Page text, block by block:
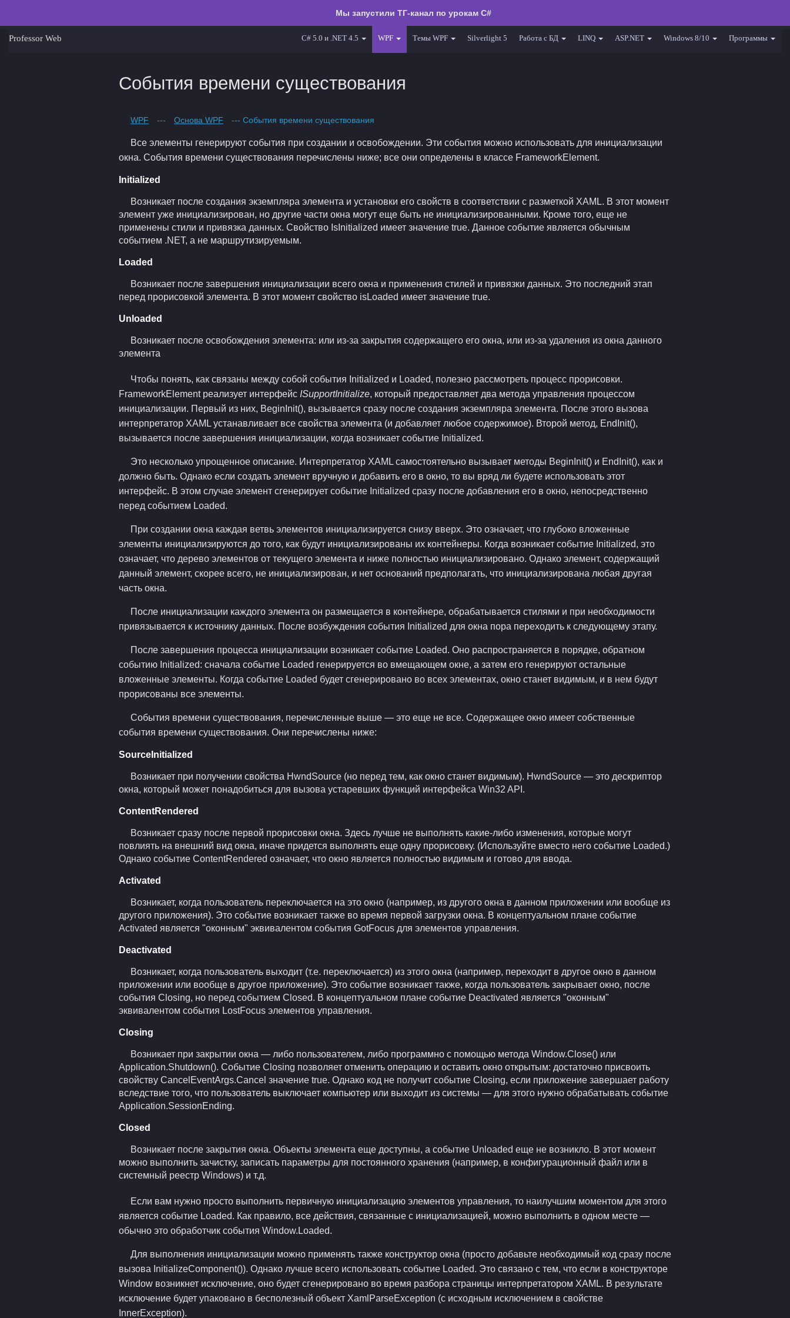
Мы запустили ТГ-канал по урокам C#
Professor Web C# 5.0 и .NET 4.5 WPF Темы WPF Silverlight 5 Работа с БД LINQ ASP.NET Windows 8/10 Программы
События времени существования
WPF --- Основа WPF --- События времени существования
Все элементы генерируют события при создании и освобождении. Эти события можно использовать для инициализации
окна. События времени существования перечислены ниже; все они определены в классе FrameworkElement.
Initialized
Возникает после создания экземпляра элемента и установки его свойств в соответствии с разметкой XAML. В этот момент
элемент уже инициализирован, но другие части окна могут еще быть не инициализированными. Кроме того, еще не
применены стили и привязка данных. Свойство IsInitialized имеет значение true. Данное событие является обычным
событием .NET, а не маршрутизируемым.
Loaded
Возникает после завершения инициализации всего окна и применения стилей и привязки данных. Это последний этап
перед прорисовкой элемента. В этот момент свойство isLoaded имеет значение true.
Unloaded
Возникает после освобождения элемента: или из-за закрытия содержащего его окна, или из-за удаления из окна данного
элемента
Чтобы понять, как связаны между собой события Initialized и Loaded, полезно рассмотреть процесс прорисовки.
FrameworkElement реализует интерфейс ISupportInitialize, который предоставляет два метода управления процессом
инициализации. Первый из них, BeginInit(), вызывается сразу после создания экземпляра элемента. После этого вызова
интерпретатор XAML устанавливает все свойства элемента (и добавляет любое содержимое). Второй метод, EndInit(),
вызывается после завершения инициализации, когда возникает событие Initialized.
Это несколько упрощенное описание. Интерпретатор XAML самостоятельно вызывает методы BeginInit() и EndInit(), как и
должно быть. Однако если создать элемент вручную и добавить его в окно, то вы вряд ли будете использовать этот
интерфейс. В этом случае элемент сгенерирует событие Initialized сразу после добавления его в окно, непосредственно
перед событием Loaded.
При создании окна каждая ветвь элементов инициализируется снизу вверх. Это означает, что глубоко вложенные
элементы инициализируются до того, как будут инициализированы их контейнеры. Когда возникает событие Initialized, это
означает, что дерево элементов от текущего элемента и ниже полностью инициализировано. Однако элемент, содержащий
данный элемент, скорее всего, не инициализирован, и нет оснований предполагать, что инициализирована любая другая
часть окна.
После инициализации каждого элемента он размещается в контейнере, обрабатывается стилями и при необходимости
привязывается к источнику данных. После возбуждения события Initialized для окна пора переходить к следующему этапу.
После завершения процесса инициализации возникает событие Loaded. Оно распространяется в порядке, обратном
событию Initialized: сначала событие Loaded генерируется во вмещающем окне, а затем его генерируют остальные
вложенные элементы. Когда событие Loaded будет сгенерировано во всех элементах, окно станет видимым, и в нем будут
прорисованы все элементы.
События времени существования, перечисленные выше — это еще не все. Содержащее окно имеет собственные
события времени существования. Они перечислены ниже:
SourceInitialized
Возникает при получении свойства HwndSource (но перед тем, как окно станет видимым). HwndSource — это дескриптор
окна, который может понадобиться для вызова устаревших функций интерфейса Win32 API.
ContentRendered
Возникает сразу после первой прорисовки окна. Здесь лучше не выполнять какие-либо изменения, которые могут
повлиять на внешний вид окна, иначе придется выполнять еще одну прорисовку. (Используйте вместо него событие Loaded.)
Однако событие ContentRendered означает, что окно является полностью видимым и готово для ввода.
Activated
Возникает, когда пользователь переключается на это окно (например, из другого окна в данном приложении или вообще из
другого приложения). Это событие возникает также во время первой загрузки окна. В концептуальном плане событие
Activated является "оконным" эквивалентом события GotFocus для элементов управления.
Deactivated
Возникает, когда пользователь выходит (т.е. переключается) из этого окна (например, переходит в другое окно в данном
приложении или вообще в другое приложение). Это событие возникает также, когда пользователь закрывает окно, после
события Closing, но перед событием Closed. В концептуальном плане событие Deactivated является "оконным"
эквивалентом события LostFocus элементов управления.
Closing
Возникает при закрытии окна — либо пользователем, либо программно с помощью метода Window.Close() или
Application.Shutdown(). Событие Closing позволяет отменить операцию и оставить окно открытым: достаточно присвоить
свойству CancelEventArgs.Cancel значение true. Однако код не получит событие Closing, если приложение завершает работу
вследствие того, что пользователь выключает компьютер или выходит из системы — для этого нужно обрабатывать событие
Application.SessionEnding.
Closed
Возникает после закрытия окна. Объекты элемента еще доступны, а событие Unloaded еще не возникло. В этот момент
можно выполнить зачистку, записать параметры для постоянного хранения (например, в конфигурационный файл или в
системный реестр Windows) и т.д.
Если вам нужно просто выполнить первичную инициализацию элементов управления, то наилучшим моментом для этого
является событие Loaded. Как правило, все действия, связанные с инициализацией, можно выполнить в одном месте —
обычно это обработчик события Window.Loaded.
Для выполнения инициализации можно применять также конструктор окна (просто добавьте необходимый код сразу после
вызова InitializeComponent()). Однако лучше всего использовать событие Loaded. Это связано с тем, что если в конструкторе
Window возникнет исключение, оно будет сгенерировано во время разбора страницы интерпретатором XAML. В результате
исключение будет упаковано в бесполезный объект XamlParseException (с исходным исключением в свойстве
InnerException).